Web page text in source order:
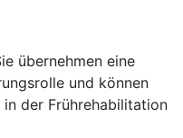
übernehmen eine
und können
der Frührehabilitation